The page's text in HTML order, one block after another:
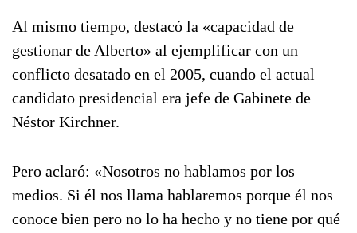
Al mismo tiempo, destacó la «capacidad de
gestionar de Alberto» al ejemplificar con un
conflicto desatado en el 2005, cuando el actual
candidato presidencial era jefe de Gabinete de
Néstor Kirchner.
Pero aclaró: «Nosotros no hablamos por los
medios. Si él nos llama hablaremos porque él nos
conoce bien pero no lo ha hecho y no tiene por qué